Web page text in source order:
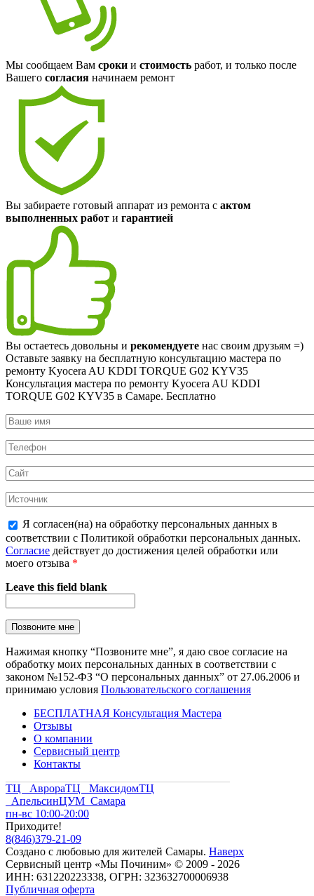
Мы сообщаем Вам сроки и стоимость работ, и только после
Вашего согласия начинаем ремонт
Вы забираете готовый аппарат из ремонта с актом
выполненных работ и гарантией
Вы остаетесь довольны и рекомендуете нас своим друзьям =)
Оставьте заявку на бесплатную консультацию мастера по
ремонту Kyocera AU KDDI TORQUE G02 KYV35
Консультация мастера по ремонту Kyocera AU KDDI
TORQUE G02 KYV35 в Самаре. Бесплатно
Я согласен(на) на обработку персональных данных в
соответствии с Политикой обработки персональных данных.
Согласие действует до достижения целей обработки или
моего отзыва *
Leave this field blank
Нажимая кнопку “Позвоните мне”, я даю свое согласие на
обработку моих персональных данных в соответствии с
законом №152-ФЗ “О персональных данных” от 27.06.2006 и
принимаю условия Пользовательского соглашения
БЕСПЛАТНАЯ Консультация Мастера
Отзывы
О компании
Сервисный центр
Контакты
ТЦ АврораТЦ МаксидомТЦ
АпельсинЦУМ Самара
пн-вс 10:00-20:00
Приходите!
8(846)379-21-09
Создано с любовью для жителей Самары. Наверх
Сервисный центр «Мы Починим» © 2009 - 2026
ИНН: 631220223338, ОГРН: 323632700006938
Публичная оферта